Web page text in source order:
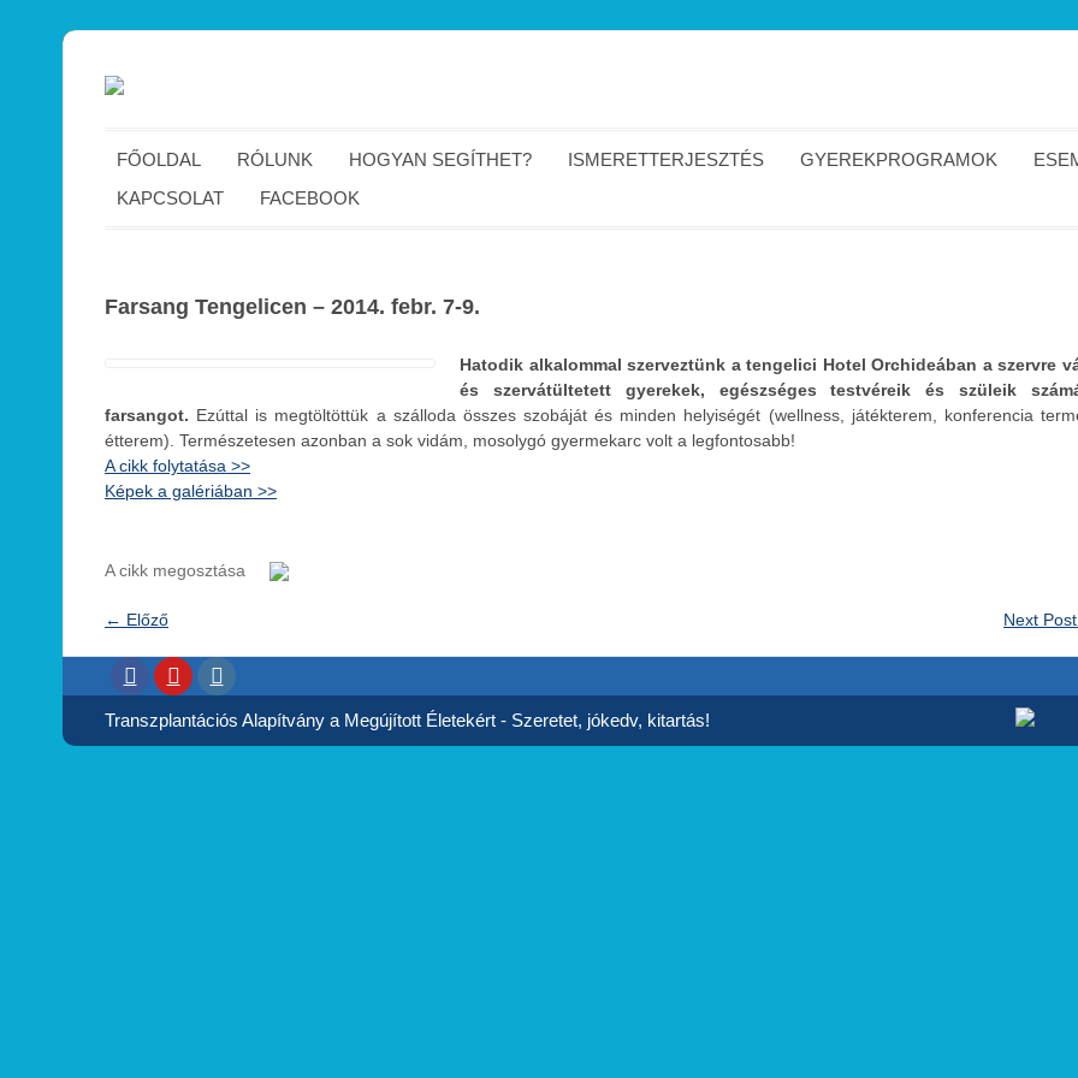
FŐOLDAL RÓLUNK HOGYAN SEGÍTHET? ISMERETTERJESZTÉS GYEREKPROGRAMOK
KAPCSOLAT
FACEBOOK
Farsang Tengelicen – 2014. febr. 7-9.
Hatodik alkalommal szerveztünk a tengelici Hotel Orchideában a szervre
és szervátültetett gyerekek, egészséges testvéreik és szüleik
farsangot. Ezúttal is megtöltöttük a szálloda összes szobáját és minden helyiségét (wellness, játékterem, konferencia
étterem). Természetesen azonban a sok vidám, mosolygó gyermekarc volt a legfontosabb!
A cikk folytatása >>
Képek a galériában >>
A cikk megosztása
← Előző Next Post
Transzplantációs Alapítvány a Megújított Életekért - Szeretet, jókedv, kitartás!